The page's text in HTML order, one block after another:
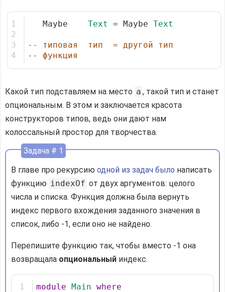
1
2
3
4
   Maybe
Text = Maybe Text
-- типовая  тип  = другой тип
-- функция
Какой тип подставляем на место a , такой тип и станет
опциональным. В этом и заключается красота
конструкторов типов, ведь они дают нам
колоссальный простор для творчества.
В главе про рекурсию одной из задач было написать
функцию indexOf от двух аргументов: целого
числа и списка. Функция должна была вернуть
индекс первого вхождения заданного значения в
список, либо -1, если оно не найдено.
Перепишите функцию так, чтобы вместо -1 она
возвращала опциональный индекс.
1
module Main where
Задача # 1